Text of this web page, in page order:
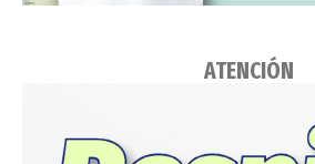
ATENCIÓN